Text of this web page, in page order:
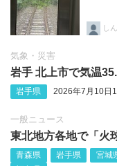
しん
気象・災害
岩手 北上市で気温
岩手県 2026年7月10日
一般ニュース
東北地方各地で「火
青森県 岩手県 宮城